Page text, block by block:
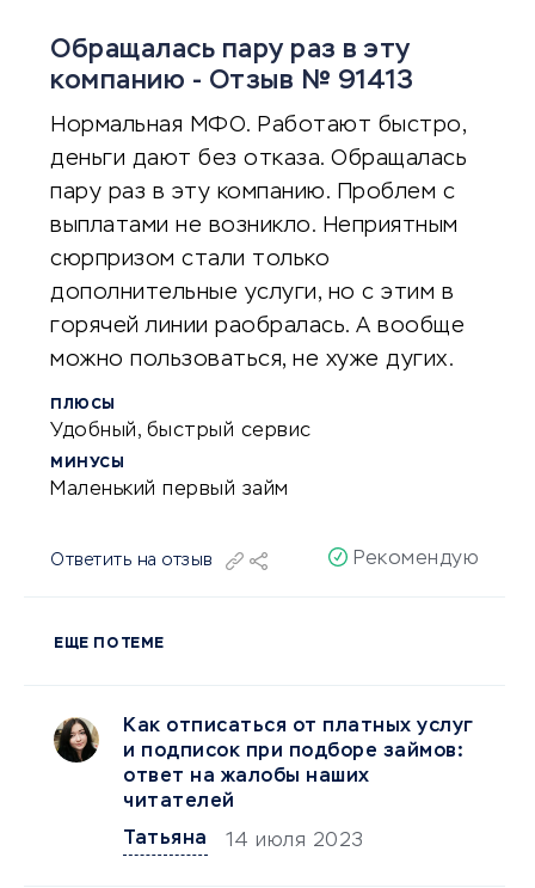
Обращалась пару раз в эту
компанию - Отзыв № 91413
Нормальная МФО. Работают быстро,
деньги дают без отказа. Обращалась
пару раз в эту компанию. Проблем с
выплатами не возникло. Неприятным
сюрпризом стали только
дополнительные услуги, но с этим в
горячей линии раобралась. А вообще
можно пользоваться, не хуже дугих.
ПЛЮСЫ
Удобный, быстрый сервис
МИНУСЫ
Маленький первый займ
Ответить на отзыв Рекомендую
ЕЩЕ ПО ТЕМЕ
Как отписаться от платных услуг
и подписок при подборе займов:
ответ на жалобы наших
читателей
Татьяна
14 июля 2023